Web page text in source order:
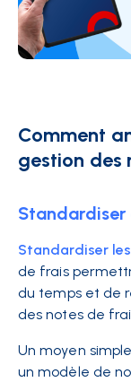
Comment
gestion des
Standardiser
Standardiser
de frais
du temps et de
des notes de
Un moyen
un modèle de